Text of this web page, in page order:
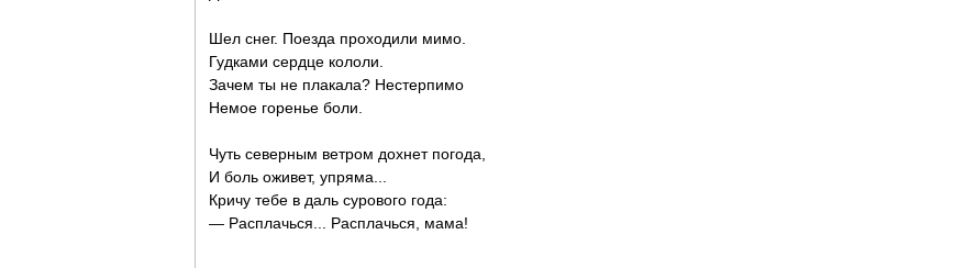
Шел снег. Поезда проходили мимо.
Гудками сердце кололи.
Зачем ты не плакала? Нестерпимо
Немое горенье боли.
Чуть северным ветром дохнет погода,
И боль оживет, упряма...
Кричу тебе в даль сурового года:
— Расплачься... Расплачься, мама!